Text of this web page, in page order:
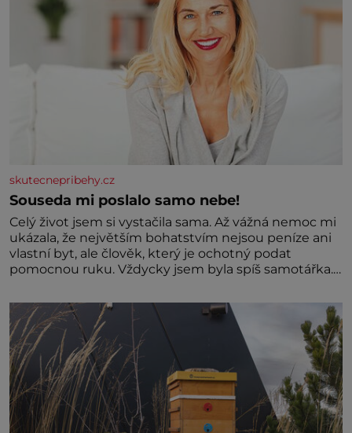
skutecnepribehy.cz
Souseda mi poslalo samo nebe!
Celý život jsem si vystačila sama. Až vážná nemoc mi
ukázala, že největším bohatstvím nejsou peníze ani
vlastní byt, ale člověk, který je ochotný podat
pomocnou ruku. Vždycky jsem byla spíš samotářka.
ani partnera. Stačily mi knihy, práce a hlavně klid.
Hned po studiích jsem odešla z rodného města,